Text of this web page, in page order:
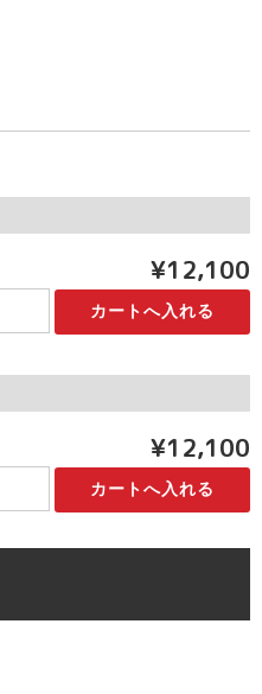
¥12,100
¥12,100